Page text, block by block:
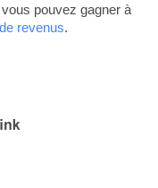
pouvez gagner à
revenus.